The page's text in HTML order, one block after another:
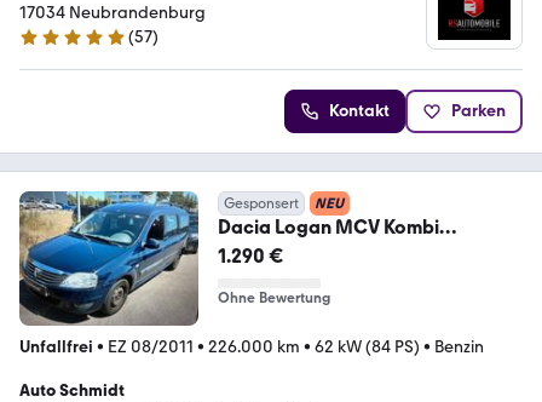
17034 Neubrandenburg
4.8 Sterne
(57)
Kontakt Parken
Gesponsert NEU
Dacia Logan MCV Kombi
Laureate 1.Hand Klima
1.290 €
Ohne Bewertung
Unfallfrei • EZ 08/2011 • 226.000 km • 62 kW (84 PS) • Benzin
Auto Schmidt